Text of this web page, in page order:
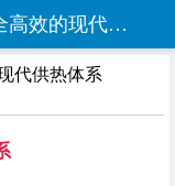
深化供热改革 构建绿色低碳安全高效的现代供热体系
代供热体系